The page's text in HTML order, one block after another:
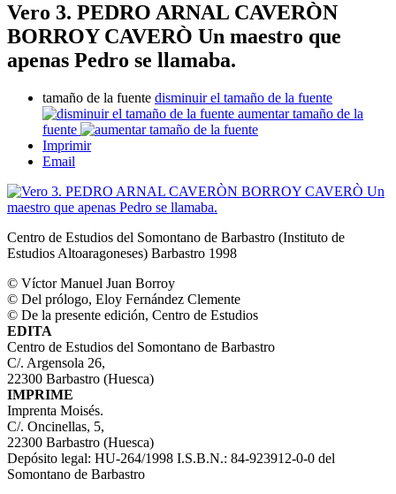
Vero 3. PEDRO ARNAL CAVERÒN
BORROY CAVERÒ Un maestro que
apenas Pedro se llamaba.
tamaño de la fuente disminuir el tamaño de la fuente
aumentar tamaño de la
fuente
Imprimir
Email
Centro de Estudios del Somontano de Barbastro (Instituto de
Estudios Altoaragoneses) Barbastro 1998
© Víctor Manuel Juan Borroy
© Del prólogo, Eloy Fernández Clemente
© De la presente edición, Centro de Estudios
EDITA
Centro de Estudios del Somontano de Barbastro
C/. Argensola 26,
22300 Barbastro (Huesca)
IMPRIME
Imprenta Moisés.
C/. Oncinellas, 5,
22300 Barbastro (Huesca)
Depósito legal: HU-264/1998 I.S.B.N.: 84-923912-0-0 del
Somontano de Barbastro